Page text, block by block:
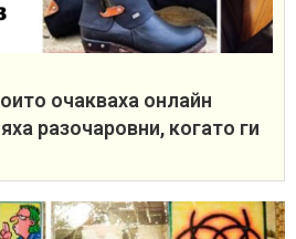
очакваха онлайн
разочаровни, когато ги